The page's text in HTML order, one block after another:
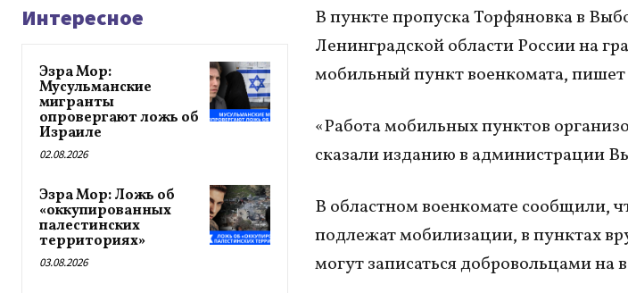
Интересное
Эзра Мор:
Мусульманские
мигранты
опровергают ложь об
Израиле
02.08.2026
Эзра Мор: Ложь об
«оккупированных
палестинских
территориях»
03.08.2026
В пункте пропуска Торфяновка в
Ленинградской области России на
мобильный пункт военкомата, пишет
«Работа мобильных пунктов
сказали изданию в администрации
В областном военкомате сообщили,
подлежат мобилизации, в пунктах
могут записаться добровольцами на